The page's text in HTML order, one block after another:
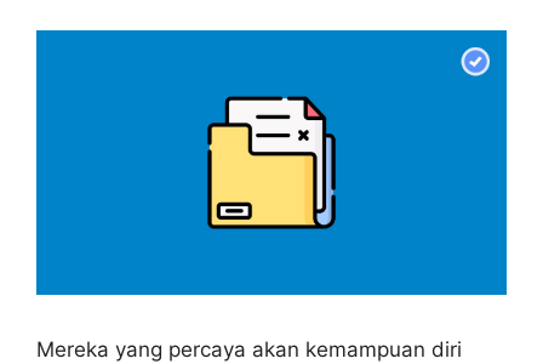
Mereka yang percaya akan kemampuan diri